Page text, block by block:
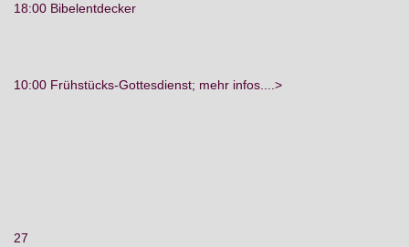
18:00 Bibelentdecker
10:00 Frühstücks-Gottesdienst; mehr infos....>
27